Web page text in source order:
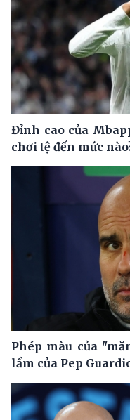
Đỉnh cao của
chơi tệ đến mức
Phép màu của
lầm của Pep